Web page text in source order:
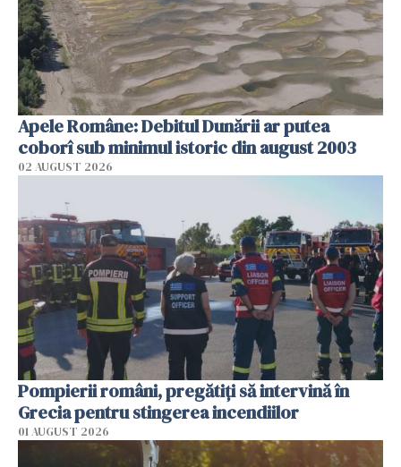
Apele Române: Debitul Dunării ar putea
coborî sub minimul istoric din august 2003
02 AUGUST 2026
Pompierii români, pregătiţi să intervină în
Grecia pentru stingerea incendiilor
01 AUGUST 2026